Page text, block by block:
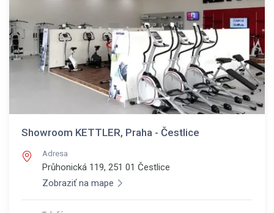
Showroom KETTLER, Praha - Čestlice
Adresa
Průhonická 119, 251 01 Čestlice
Zobraziť na mape